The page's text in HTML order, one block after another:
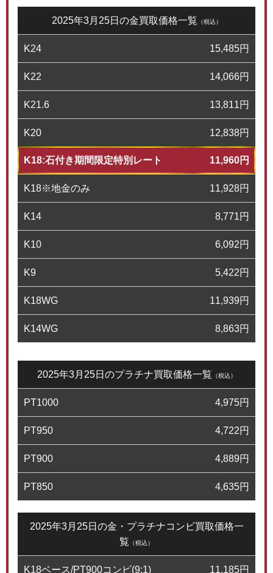
2025年3月25日の金買取価格一覧 （税込）
K24 15,485円
K22 14,066円
K21.6 13,811円
K20 12,838円
K18:石付き期間限定特別レート 11,960円
K18※地金のみ 11,928円
K14 8,771円
K10 6,092円
K9 5,422円
K18WG 11,939円
K14WG 8,863円
2025年3月25日のプラチナ買取価格一覧 （税込）
PT1000 4,975円
PT950 4,722円
PT900 4,889円
PT850 4,635円
2025年3月25日の金・プラチナコンビ買取価格一
覧 （税込）
K18ベース/PT900コンビ(9:1) 11,185円